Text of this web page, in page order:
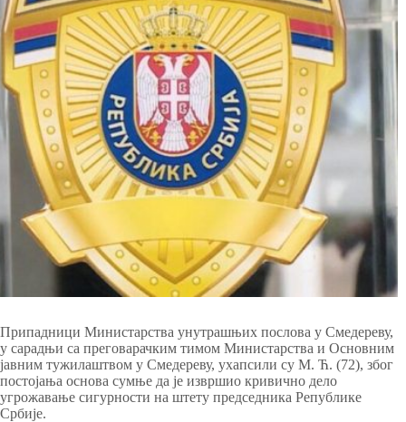
Припадници Министарства унутрашњих послова у Смедереву,
у сарадњи са преговарачким тимом Министарства и Основним
јавним тужилаштвом у Смедереву, ухапсили су М. Ћ. (72), због
постојања основа сумње да је извршио кривично дело
угрожавање сигурности на штету председника Републике
Србије.